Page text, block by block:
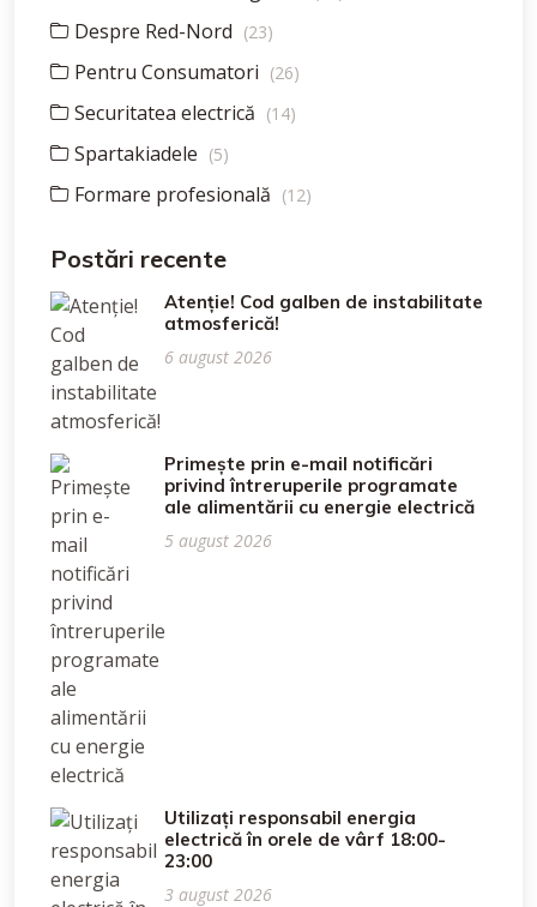
Despre Red-Nord (23)
Pentru Consumatori (26)
Securitatea electrică (14)
Spartakiadele (5)
Formare profesională (12)
Postări recente
Atenție! Cod galben de instabilitate
atmosferică!
6 august 2026
Primește prin e-mail notificări
privind întreruperile programate
ale alimentării cu energie electrică
5 august 2026
Utilizați responsabil energia
electrică în orele de vârf 18:00-
23:00
3 august 2026